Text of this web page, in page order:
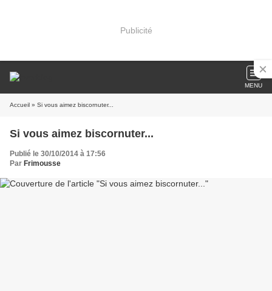
Publicité
MENU
Accueil » Si vous aimez biscornuter...
Si vous aimez biscornuter...
Publié le 30/10/2014 à 17:56
Par Frimousse